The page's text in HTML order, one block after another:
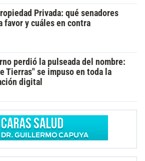
Privada: qué senadores
favor y cuáles en contra
perdió la pulseada del nombre:
Tierras" se impuso en toda la
digital